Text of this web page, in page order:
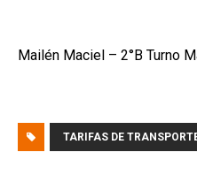
Mailén Maciel – 2°B Turno
TARIFAS DE